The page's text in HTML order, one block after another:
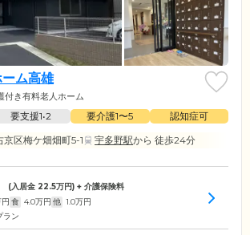
ム高雄
付き有料老人ホーム
要支援1•2 要介護1〜5
認知症可
区梅ケ畑畑町5-1
宇多野駅から 徒歩24分
(入居金 22.5万円) + 介護保険料
食 4.0万円 他 1.0万円
ラン